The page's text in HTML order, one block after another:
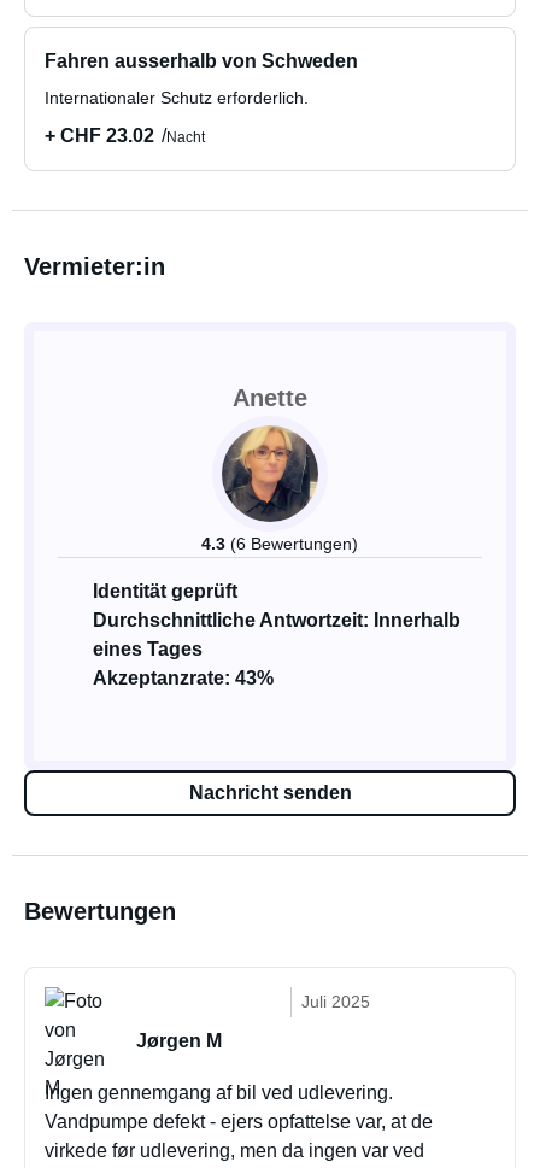
Fahren ausserhalb von Schweden
Internationaler Schutz erforderlich.
+ CHF 23.02 Nacht
Vermieter:in
Anette
4.3 (6 Bewertungen)
Identität geprüft
Durchschnittliche Antwortzeit: Innerhalb
eines Tages
Akzeptanzrate: 43%
Nachricht senden
Bewertungen
Juli 2025
Jørgen M
Ingen gennemgang af bil ved udlevering.
Vandpumpe defekt - ejers opfattelse var, at de
virkede før udlevering, men da ingen var ved